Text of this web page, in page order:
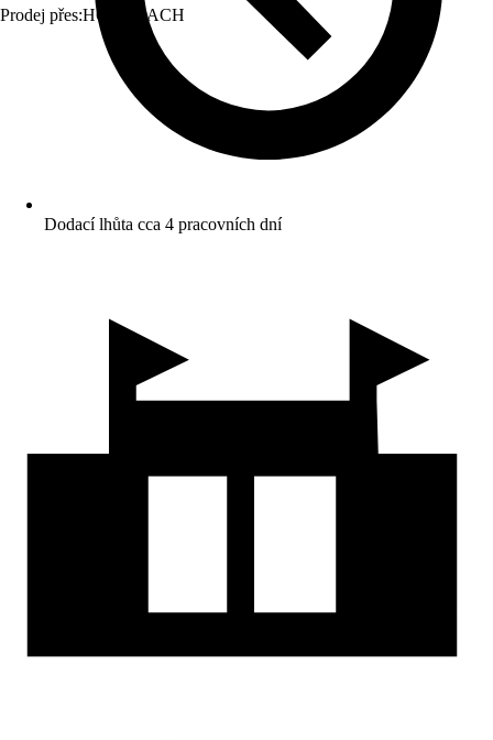
Prodej přes:HORNBACH
Dodací lhůta cca 4 pracovních dní